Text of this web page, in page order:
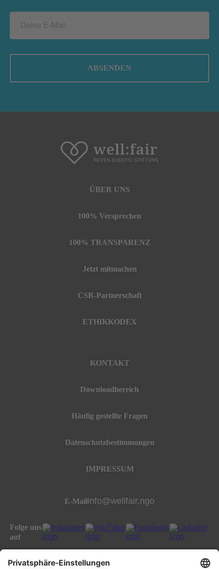
ÜBER UNS
100% Versprechen
100% TRANSPARENZ
Jetzt mitmachen
CSR-Partnerschaft
ETHIKKODEX
KONTAKT
Downloadbereich
Häufig gestellte Fragen
Datenschutzbestimmungen
IMPRESSUM
E-Mailinfo@wellfair.ngo
Folge uns
auf
All rights reserved well:fair foundation 2023.